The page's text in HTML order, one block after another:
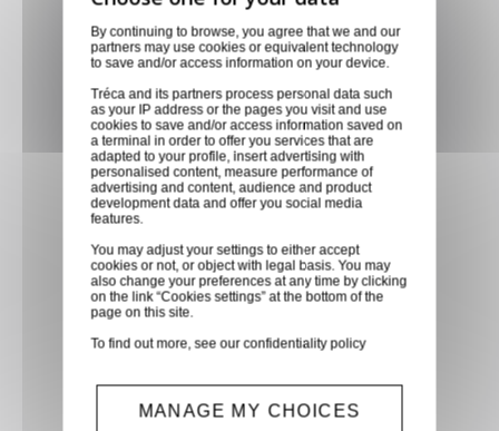
Retirer vos produits
directement en magasin ou
faites vous livrer chez vous ou
dans les points relais de notre
partenaire GLS, partout en
France métropolitaine et en
Europe entre 24h et 48h après
mise à disposition des produits
Paiement sécurisé
Paiement CB, virement,
Service client
By continuing to browse, you agree that we and our
partners may use cookies or equivalent technology
to save and/or access information on your device.
Tréca and its partners process personal data such
as your IP address or the pages you visit and use
cookies to save and/or access information saved on
a terminal in order to offer you services that are
adapted to your profile, insert advertising with
personalised content, measure performance of
advertising and content, audience and product
development data and offer you social media
features.
You may adjust your settings to either accept
cookies or not, or object with legal basis. You may
also change your preferences at any time by clicking
on the link “Cookies settings” at the bottom of the
page on this site.
To find out more, see ourconfidentiality policy
MANAGE MY CHOICES